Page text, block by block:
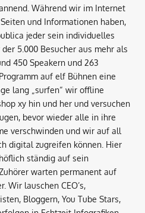
Während wir im Internet
und Informationen haben,
jeder sein individuelles
der 5.000 Besucher aus mehr als
450 Speakern und 263
auf elf Bühnen eine
lang „surfen“ wir offline
xy hin und her und versuchen
bevor wieder alle in ihre
verschwinden und wir auf all
digital zugreifen können. Hier
ständig auf sein
warten permanent auf
Wir lauschen CEO’s,
Bloggern, You Tube Stars,